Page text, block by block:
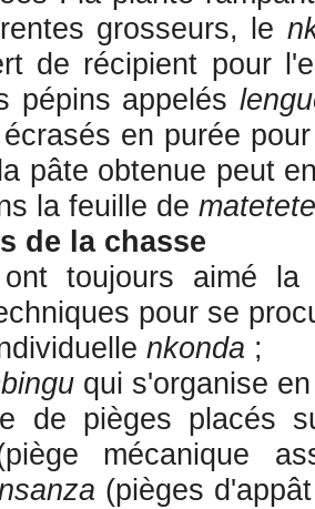
grosseurs, le
de récipient pour
pépins appelés
en purée
pâte obtenue peut
la feuille de
de la chasse
toujours aimé
pour se
nkonda ;
qui s'organise
de pièges placés
mécanique
(pièges